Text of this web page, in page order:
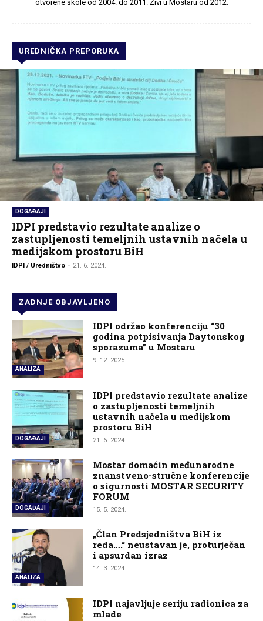
otvorene škole od 2004. do 2011. Živi u Mostaru od 2012.
UREDNIČKA PREPORUKA
DOGAĐAJI
IDPI predstavio rezultate analize o
zastupljenosti temeljnih ustavnih načela u
medijskom prostoru BiH
IDPI / Uredništvo - 21. 6. 2024.
ZADNJE OBJAVLJENO
ANALIZA
IDPI održao konferenciju “30
godina potpisivanja Daytonskog
sporazuma” u Mostaru
9. 12. 2025.
DOGAĐAJI
IDPI predstavio rezultate analize
o zastupljenosti temeljnih
ustavnih načela u medijskom
prostoru BiH
21. 6. 2024.
DOGAĐAJI
Mostar domaćin međunarodne
znanstveno-stručne konferencije
o sigurnosti MOSTAR SECURITY
FORUM
15. 5. 2024.
ANALIZA
„Član Predsjedništva BiH iz
reda….“ neustavan je, proturječan
i apsurdan izraz
14. 3. 2024.
IDPI najavljuje seriju radionica za
mlade